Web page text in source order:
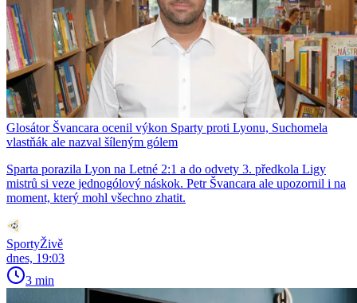
Glosátor Švancara ocenil výkon Sparty proti Lyonu, Suchomela
vlastňák ale nazval šíleným gólem
Sparta porazila Lyon na Letné 2:1 a do odvety 3. předkola Ligy
mistrů si veze jednogólový náskok. Petr Švancara ale upozornil i na
moment, který mohl všechno zhatit.
SportyŽivě
dnes, 19:03
3 min